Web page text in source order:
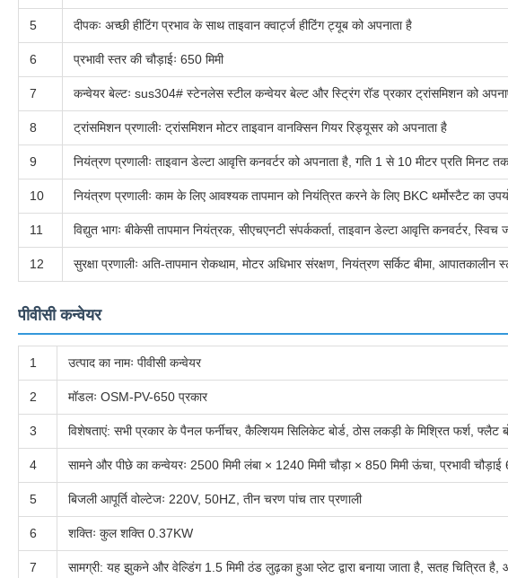
5 दीपकः अच्छी हीटिंग प्रभाव के साथ ताइवान क्वार्ट्ज हीटिंग ट्यूब को अपनाता है
6 प्रभावी स्तर की चौड़ाईः 650 मिमी
7 कन्वेयर बेल्टः sus304# स्टेनलेस स्टील कन्वेयर बेल्ट और स्ट्रिंग रॉड प्रकार ट्रांसमिशन को
8 ट्रांसमिशन प्रणालीः ट्रांसमिशन मोटर ताइवान वानक्सिन गियर रिड्यूसर को अपनाता है
9 नियंत्रण प्रणालीः ताइवान डेल्टा आवृत्ति कनवर्टर को अपनाता है, गति 1 से 10 मीटर प्रति मिनट
10 नियंत्रण प्रणालीः काम के लिए आवश्यक तापमान को नियंत्रित करने के लिए BKC थर्मोस्टैट का
11 विद्युत भागः बीकेसी तापमान नियंत्रक, सीएचएनटी संपर्ककर्ता, ताइवान डेल्टा आवृत्ति कनवर्टर,
12 सुरक्षा प्रणालीः अति-तापमान रोकथाम, मोटर अधिभार संरक्षण, नियंत्रण सर्किट बीमा,
पीवीसी कन्वेयर
1 उत्पाद का नामः पीवीसी कन्वेयर
2 मॉडलः OSM-PV-650 प्रकार
3 विशेषताएं: सभी प्रकार के पैनल फर्नीचर, कैल्शियम सिलिकेट बोर्ड, ठोस लकड़ी के मिश्रित फर्श,
4 सामने और पीछे का कन्वेयरः 2500 मिमी लंबा × 1240 मिमी चौड़ा × 850 मिमी ऊंचा, प्रभावी
5 बिजली आपूर्ति वोल्टेजः 220V, 50HZ, तीन चरण पांच तार प्रणाली
6 शक्तिः कुल शक्ति 0.37KW
7 सामग्री: यह झुकने और वेल्डिंग 1.5 मिमी ठंड लुढ़का हुआ प्लेट द्वारा बनाया जाता है, सतह